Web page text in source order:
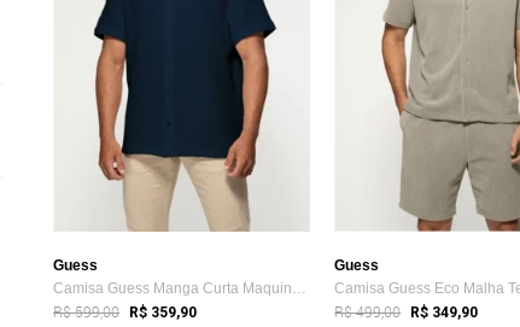
Guess
Camisa Guess Manga Curta Maquinetada Azul Escuro
R$ 599,00 R$ 359,90
Guess
R$ 499,00 R$ 349,90